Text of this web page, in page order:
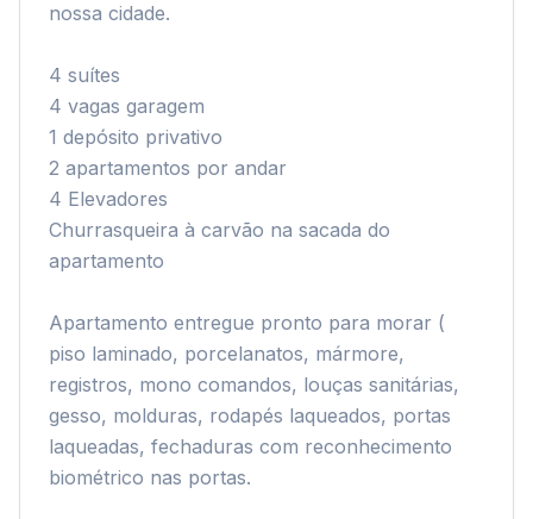
nossa cidade.
4 suítes
4 vagas garagem
1 depósito privativo
2 apartamentos por andar
4 Elevadores
Churrasqueira à carvão na sacada do
apartamento
Apartamento entregue pronto para morar (
piso laminado, porcelanatos, mármore,
registros, mono comandos, louças sanitárias,
gesso, molduras, rodapés laqueados, portas
laqueadas, fechaduras com reconhecimento
biométrico nas portas.